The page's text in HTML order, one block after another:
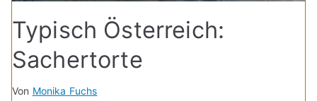
Typisch Österreich:
Sachertorte
Von Monika Fuchs